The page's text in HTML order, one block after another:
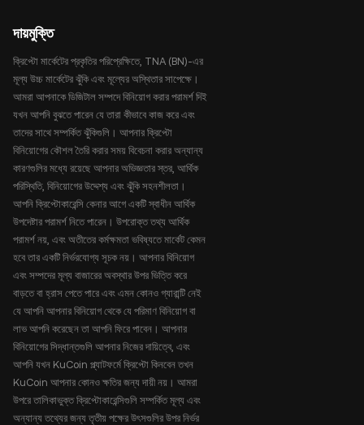
দায়মুক্তি
ক্রিপ্টো মার্কেটের প্রকৃতির পরিপ্রেক্ষিতে, TNA (BN)-এর
মূল্য উচ্চ মার্কেটের ঝুঁকি এবং মূল্যের অস্থিতার সাপেক্ষে।
আমরা আপনাকে ডিজিটাল সম্পদে বিনিয়োগ করার পরামর্শ দিই
যখন আপনি বুঝতে পারেন যে তারা কীভাবে কাজ করে এবং
তাদের সাথে সম্পর্কিত ঝুঁকিগুলি। আপনার ক্রিপ্টো
বিনিয়োগের কৌশল তৈরি করার সময় বিবেচনা করার অন্যান্য
কারণগুলির মধ্যে রয়েছে আপনার অভিজ্ঞতার স্তর, আর্থিক
পরিস্থিতি, বিনিয়োগের উদ্দেশ্য এবং ঝুঁকি সহনশীলতা।
আপনি ক্রিপ্টোকারেন্সি কেনার আগে একটি স্বাধীন আর্থিক
উপদেষ্টার পরামর্শ নিতে পারেন। উপরোক্ত তথ্য আর্থিক
পরামর্শ নয়, এবং অতীতের কর্মক্ষমতা ভবিষ্যতে মার্কেট কেমন
হবে তার একটি নির্ভরযোগ্য সূচক নয়। আপনার বিনিয়োগ
এবং সম্পদের মূল্য বাজারের অবস্থার উপর ভিত্তি করে
বাড়তে বা হ্রাস পেতে পারে এবং এমন কোনও গ্যারান্টি নেই
যে আপনি আপনার বিনিয়োগ থেকে যে পরিমাণ বিনিয়োগ বা
লাভ আপনি করেছেন তা আপনি ফিরে পাবেন। আপনার
বিনিয়োগের সিদ্ধান্তগুলি আপনার নিজের দায়িত্বে, এবং
আপনি যখন KuCoin প্ল্যাটফর্মে ক্রিপ্টো কিনবেন তখন
KuCoin আপনার কোনও ক্ষতির জন্য দায়ী নয়। আমরা
উপরে তালিকাভুক্ত ক্রিপ্টোকারেন্সিগুলি সম্পর্কিত মূল্য এবং
অন্যান্য তথ্যের জন্য তৃতীয় পক্ষের উৎসগুলির উপর নির্ভর